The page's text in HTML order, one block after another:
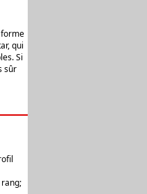
qui
Si
sûr